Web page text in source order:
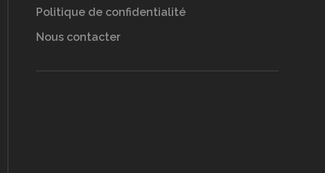
Politique de confidentialité
Nous contacter